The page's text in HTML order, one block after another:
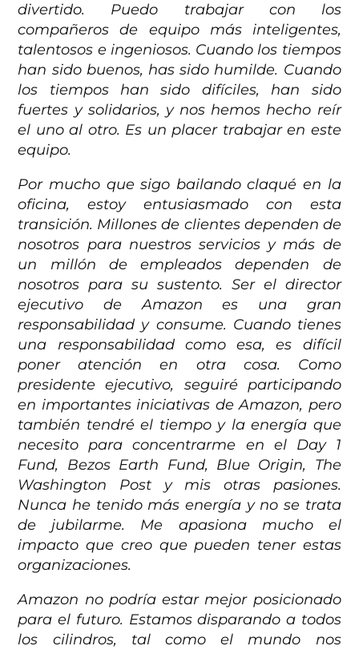
divertido. Puedo trabajar con los
compañeros de equipo más inteligentes,
talentosos e ingeniosos. Cuando los tiempos
han sido buenos, has sido humilde. Cuando
los tiempos han sido difíciles, han sido
fuertes y solidarios, y nos hemos hecho reír
el uno al otro. Es un placer trabajar en este
equipo.
Por mucho que sigo bailando claqué en la
oficina, estoy entusiasmado con esta
transición. Millones de clientes dependen de
nosotros para nuestros servicios y más de
un millón de empleados dependen de
nosotros para su sustento. Ser el director
ejecutivo de Amazon es una gran
responsabilidad y consume. Cuando tienes
una responsabilidad como esa, es difícil
poner atención en otra cosa. Como
presidente ejecutivo, seguiré participando
en importantes iniciativas de Amazon, pero
también tendré el tiempo y la energía que
necesito para concentrarme en el Day 1
Fund, Bezos Earth Fund, Blue Origin, The
Washington Post y mis otras pasiones.
Nunca he tenido más energía y no se trata
de jubilarme. Me apasiona mucho el
impacto que creo que pueden tener estas
organizaciones.
Amazon no podría estar mejor posicionado
para el futuro. Estamos disparando a todos
los cilindros, tal como el mundo nos